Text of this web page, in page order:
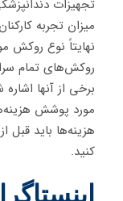
تجهیزات
میزان تجربه
نهایتاً نوع روکش
روکش‌های تمام
برخی از آنها
مورد پوشش
هزینه‌ها باید قبل
کنید.